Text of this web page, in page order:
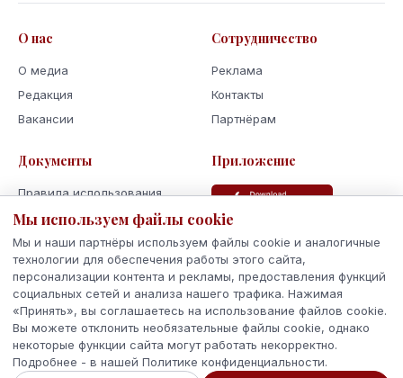
О нас
О медиа
Редакция
Вакансии
Сотрудничество
Реклама
Контакты
Партнёрам
Документы
Правила использования
Политика
Использование cookie
Кодекс поведения и этики
Приложение
Мы используем файлы cookie
Мы и наши партнёры используем файлы cookie и аналогичные
технологии для обеспечения работы этого сайта,
персонализации контента и рекламы, предоставления функций
социальных сетей и анализа нашего трафика. Нажимая
«Принять», вы соглашаетесь на использование файлов cookie.
Вы можете отклонить необязательные файлы cookie, однако
некоторые функции сайта могут работать некорректно.
Подробнее - в нашей Политике конфиденциальности.